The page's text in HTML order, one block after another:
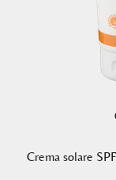
Crema solare